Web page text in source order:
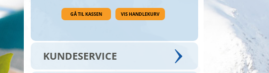
GÅ TIL KASSEN VIS HANDLEKURV
KUNDESERVICE